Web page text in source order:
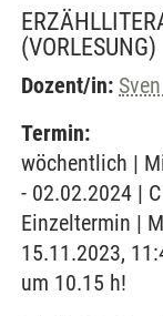
(VORLESUNG)
Dozent/in:
Termin:
wöchentlich |
- 02.02.2024 |
Einzeltermin |
15.11.2023,
um 10.15 h!